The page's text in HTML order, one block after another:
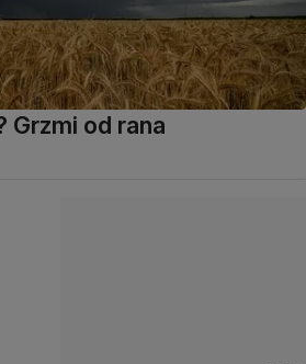
Grzmi od rana